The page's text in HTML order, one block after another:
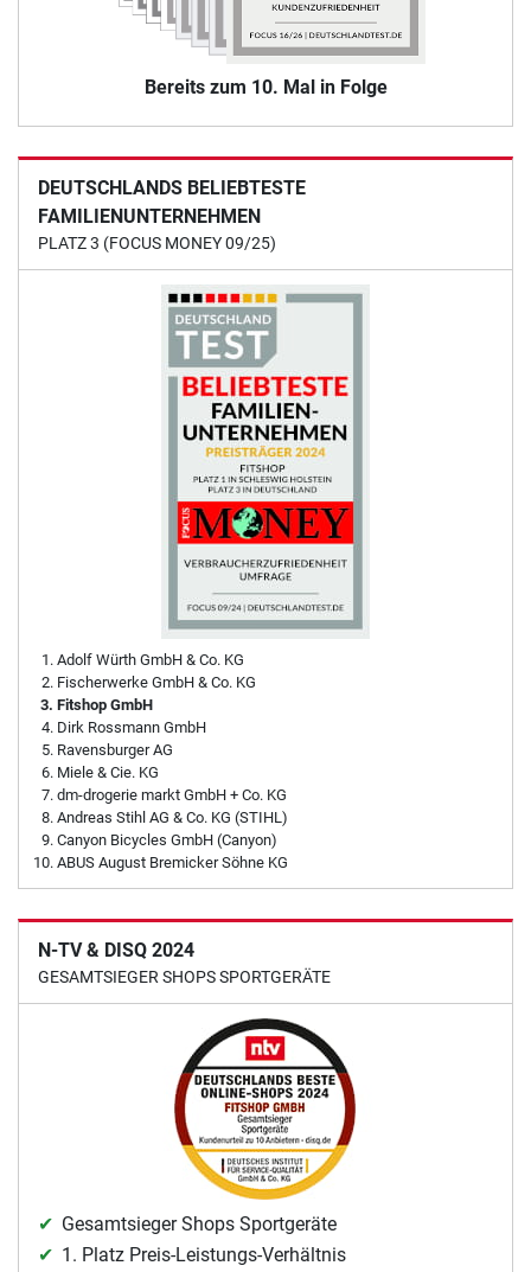
Bereits zum 10. Mal in Folge
DEUTSCHLANDS BELIEBTESTE
FAMILIENUNTERNEHMEN
PLATZ 3 (FOCUS MONEY 09/25)
Adolf Würth GmbH & Co. KG
Fischerwerke GmbH & Co. KG
Fitshop GmbH
Dirk Rossmann GmbH
Ravensburger AG
Miele & Cie. KG
dm-drogerie markt GmbH + Co. KG
Andreas Stihl AG & Co. KG (STIHL)
Canyon Bicycles GmbH (Canyon)
ABUS August Bremicker Söhne KG
N-TV & DISQ 2024
GESAMTSIEGER SHOPS SPORTGERÄTE
Gesamtsieger Shops Sportgeräte
1. Platz Preis-Leistungs-Verhältnis